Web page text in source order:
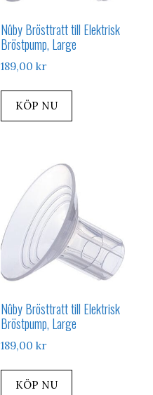
Nûby Brösttratt till Elektrisk
Bröstpump, Large
189,00kr
KÖP NU
Nûby Brösttratt till Elektrisk
Bröstpump, Large
189,00kr
KÖP NU